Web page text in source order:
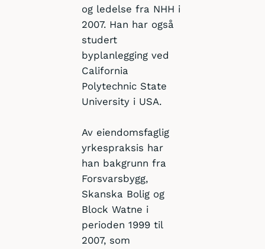
og ledelse fra NHH i
2007. Han har også
studert
byplanlegging ved
California
Polytechnic State
University i USA.
Av eiendomsfaglig
yrkespraksis har
han bakgrunn fra
Forsvarsbygg,
Skanska Bolig og
Block Watne i
perioden 1999 til
2007, som